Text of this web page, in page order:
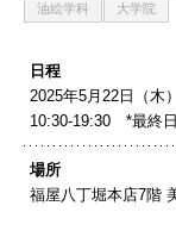
油絵学科
大学院
日程
2025年5月22日（木
10:30-19:30 *最終
場所
福屋八丁堀本店7階